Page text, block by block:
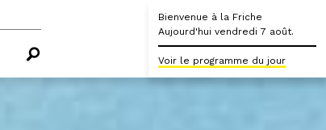
Bienvenue à la Friche
Aujourd'hui vendredi 7 août.
Voir le programme du jour